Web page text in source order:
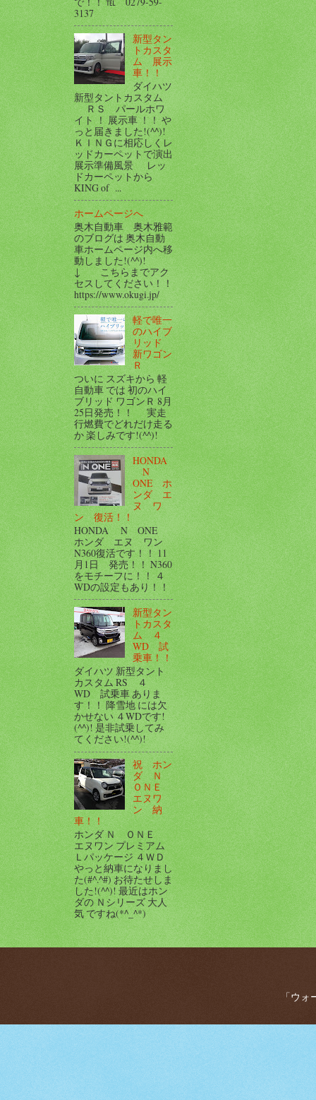
3137
新型タン
トカスタ
ム 展示
車！！
ダイハツ
新型タントカスタム
ＲＳ パールホワ
イト ！ 展示車 ！！ や
っと届きました!(^^)!
ＫＩＮＧに相応しくレ
ッドカーペットで演出
展示準備風景 レッ
ドカーペットから
KING of ...
ホームページへ
奥木自動車 奥木雅範
のブログは 奥木自動
車ホームページ内へ移
動しました!(^^)!
↓ こちらまでアク
セスしてください！！
https://www.okugi.jp/
軽で唯一
のハイブ
リッド
新ワゴン
Ｒ
ついに スズキから 軽
自動車 では 初のハイ
ブリッド ワゴンＲ 8月
25日発売！！ 実走
行燃費でどれだけ走る
か 楽しみです!(^^)!
HONDA
N
ONE ホ
ンダ エ
ヌ ワ
ン 復活！！
HONDA N ONE
ホンダ エヌ ワン
N360復活です！！ 11
月1日 発売！！ N360
をモチーフに！！ ４
WDの設定もあり！！
新型タン
トカスタ
ム ４
WD 試
乗車！！
ダイハツ 新型タント
カスタム RS ４
WD 試乗車 ありま
す！！ 降雪地 には欠
かせない ４WDです!
(^^)! 是非試乗してみ
てください!(^^)!
祝 ホン
ダ Ｎ
ＯＮＥ
エヌワ
ン 納
車！！
ホンダ Ｎ ＯＮＥ
エヌワン プレミアム
Ｌパッケージ ４ＷＤ
やっと納車になりまし
た(#^.^#) お待たせしま
した!(^^)! 最近はホン
ダの Ｎシリーズ 大人
気 ですね(*^_^*)
「ウ